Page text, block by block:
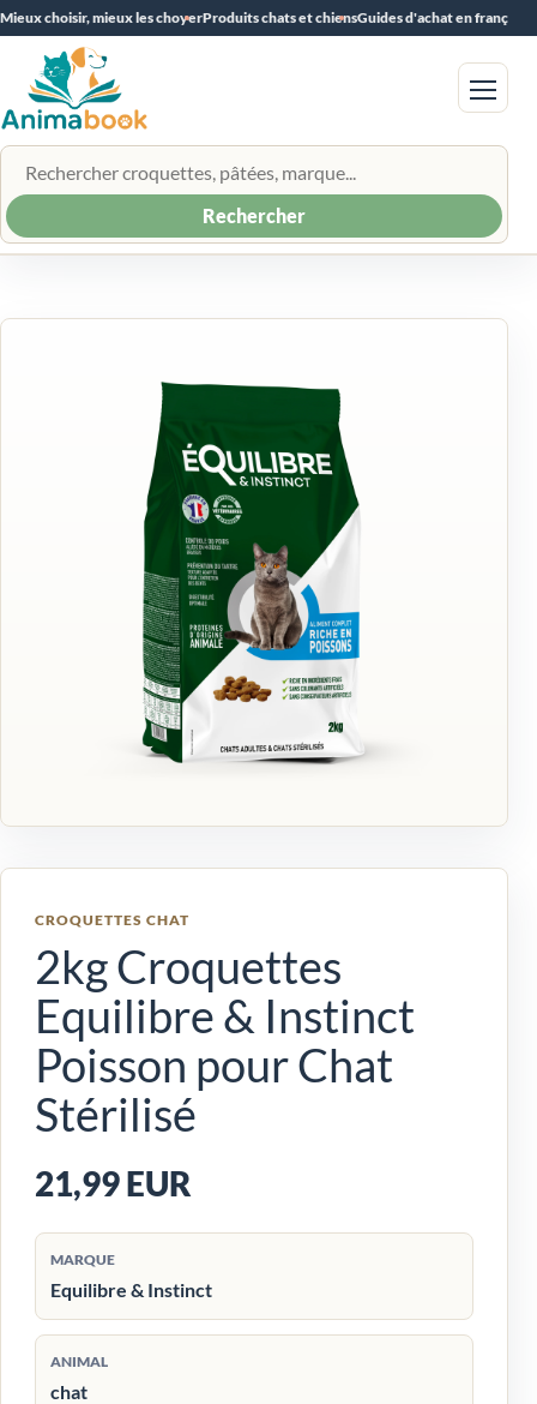
Mieux choisir, mieux les choyerProduits chats et chiensGuides d'achat en français
Rechercher un produit
Rechercher
Menu
CROQUETTES CHAT
2kg Croquettes
Equilibre & Instinct
Poisson pour Chat
Stérilisé
21,99 EUR
MARQUE
Equilibre & Instinct
ANIMAL
chat